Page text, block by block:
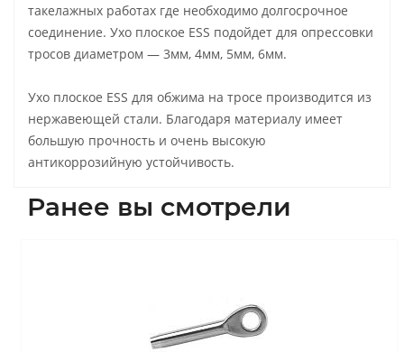
такелажных работах где необходимо долгосрочное
соединение. Ухо плоское ESS подойдет для опрессовки
тросов диаметром — 3мм, 4мм, 5мм, 6мм.
Ухо плоское ESS для обжима на тросе производится из
нержавеющей стали. Благодаря материалу имеет
большую прочность и очень высокую
антикоррозийную устойчивость.
Ранее вы смотрели